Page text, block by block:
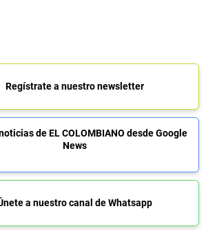
Regístrate a nuestro newsletter
de EL COLOMBIANO desde Google
News
a nuestro canal de Whatsapp